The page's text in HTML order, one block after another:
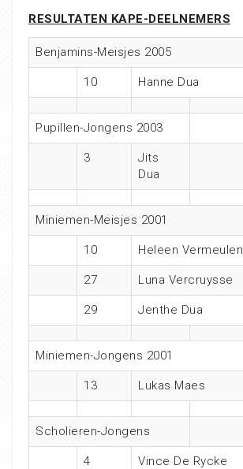
RESULTATEN KAPE-DEELNEMERS
Benjamins-Meisjes 2005
10 Hanne Dua
Pupillen-Jongens 2003
3
Jits
Dua
Miniemen-Meisjes 2001
10 Heleen Vermeulen
27 Luna Vercruysse
29 Jenthe Dua
Miniemen-Jongens 2001
13 Lukas Maes
Scholieren-Jongens
4 Vince De Rycke